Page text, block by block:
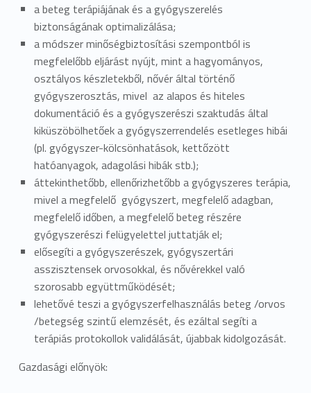
a beteg terápiájának és a gyógyszerelés
biztonságának optimalizálása;
a módszer minőségbiztosítási szempontból is
megfelelőbb eljárást nyújt, mint a hagyományos,
osztályos készletekből, nővér által történő
gyógyszerosztás, mivel az alapos és hiteles
dokumentáció és a gyógyszerészi szaktudás által
kiküszöbölhetőek a gyógyszerrendelés esetleges hibái
(pl. gyógyszer-kölcsönhatások, kettőzött
hatóanyagok, adagolási hibák stb.);
áttekinthetőbb, ellenőrizhetőbb a gyógyszeres terápia,
mivel a megfelelő gyógyszert, megfelelő adagban,
megfelelő időben, a megfelelő beteg részére
gyógyszerészi felügyelettel juttatják el;
elősegíti a gyógyszerészek, gyógyszertári
asszisztensek orvosokkal, és nővérekkel való
szorosabb együttműködését;
lehetővé teszi a gyógyszerfelhasználás beteg /orvos
/betegség szintű elemzését, és ezáltal segíti a
terápiás protokollok validálását, újabbak kidolgozását.
Gazdasági előnyök: